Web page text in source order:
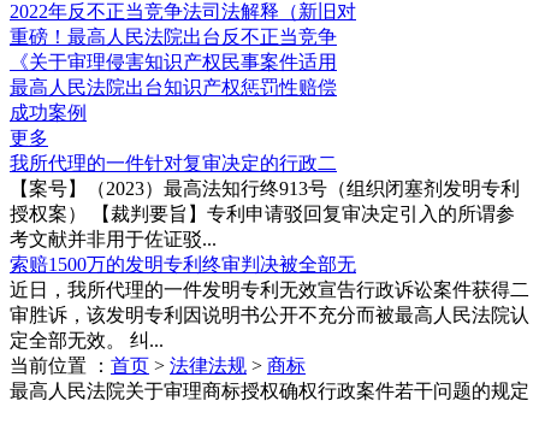
2022年反不正当竞争法司法解释（新旧对
重磅！最高人民法院出台反不正当竞争
《关于审理侵害知识产权民事案件适用
最高人民法院出台知识产权惩罚性赔偿
成功案例
更多
我所代理的一件针对复审决定的行政二
【案号】（2023）最高法知行终913号（组织闭塞剂发明专利
授权案） 【裁判要旨】专利申请驳回复审决定引入的所谓参
考文献并非用于佐证驳...
索赔1500万的发明专利终审判决被全部无
近日，我所代理的一件发明专利无效宣告行政诉讼案件获得二
审胜诉，该发明专利因说明书公开不充分而被最高人民法院认
定全部无效。 纠...
当前位置 ： 首页 > 法律法规 > 商标
最高人民法院关于审理商标授权确权行政案件若干问题的规定